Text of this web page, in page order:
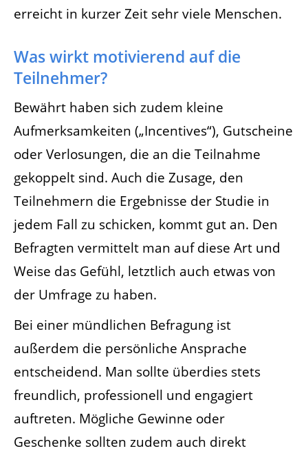
erreicht in kurzer Zeit sehr viele Menschen.
Was wirkt motivierend auf die
Teilnehmer?
Bewährt haben sich zudem kleine
Aufmerksamkeiten („Incentives“), Gutscheine
oder Verlosungen, die an die Teilnahme
gekoppelt sind. Auch die Zusage, den
Teilnehmern die Ergebnisse der Studie in
jedem Fall zu schicken, kommt gut an. Den
Befragten vermittelt man auf diese Art und
Weise das Gefühl, letztlich auch etwas von
der Umfrage zu haben.
Bei einer mündlichen Befragung ist
außerdem die persönliche Ansprache
entscheidend. Man sollte überdies stets
freundlich, professionell und engagiert
auftreten. Mögliche Gewinne oder
Geschenke sollten zudem auch direkt